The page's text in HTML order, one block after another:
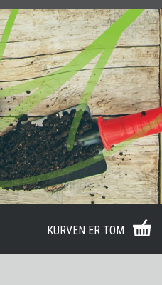
KURVEN ER TOM